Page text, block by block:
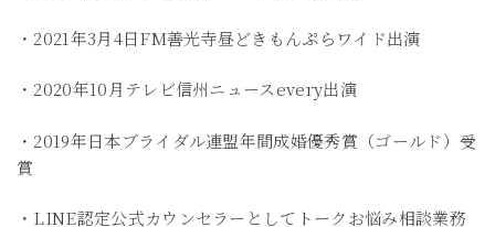
・2021年3月4日FM善光寺昼どきもんぷらワイド出演
・2020年10月テレビ信州ニュースevery出演
・2019年日本ブライダル連盟年間成婚優秀賞（ゴールド）受
賞
・LINE認定公式カウンセラーとしてトークお悩み相談業務